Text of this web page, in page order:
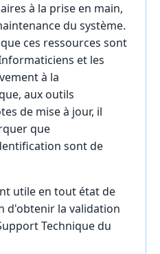
à la prise en main,
du système.
ces ressources sont
et les
à la
aux outils
de mise à jour, il
que
sont de
utile en tout état de
d'obtenir la validation
Technique du